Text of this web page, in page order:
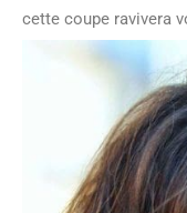
cette coupe ravivera